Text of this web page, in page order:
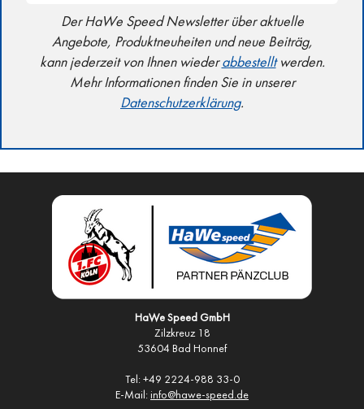
Der HaWe Speed Newsletter über aktuelle
Angebote, Produktneuheiten und neue Beiträg,
kann jederzeit von Ihnen wiederabbestelltwerden.
Mehr Informationen finden Sie in unserer
Datenschutzerklärung.
HaWe Speed GmbH
Zilzkreuz 18
53604 Bad Honnef
Tel: +49 2224-988 33-0
E-Mail: info@hawe-speed.de